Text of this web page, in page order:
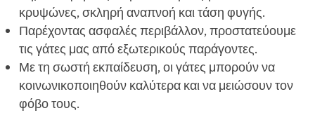
κρυψώνες, σκληρή αναπνοή και τάση φυγής.
Παρέχοντας ασφαλές περιβάλλον, προστατεύουμε
τις γάτες μας από εξωτερικούς παράγοντες.
Με τη σωστή εκπαίδευση, οι γάτες μπορούν να
κοινωνικοποιηθούν καλύτερα και να μειώσουν τον
φόβο τους.